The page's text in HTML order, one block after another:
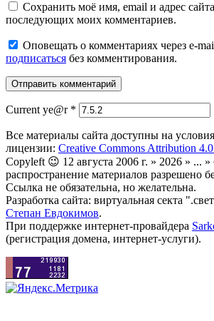
Сохранить моё имя, email и адрес
последующих моих комментариев.
Оповещать о комментариях через e-
подписаться без комментирования.
Current ye@r *
Все материалы сайта доступны на
лицензии: Creative Commons Attribution
Copyleft 😉 12 августа 2006 г. » 2026 » ...
распространение материалов разрешено
Ссылка не обязательна, но желательна.
Разработка сайта: виртуальная секта
Степан Евдокимов.
При поддержке интернет-провайдера
(регистрация домена, интернет-услуги).